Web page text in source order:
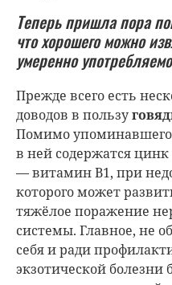
Теперь пришла пора
что хорошего можно
умеренно
Прежде всего есть
доводов в пользу
Помимо
в ней содержатся
— витамин В1, при
которого может
тяжёлое поражение
системы. Главное, не
себя и ради
экзотической болезни